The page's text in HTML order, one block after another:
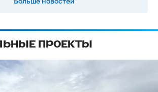
ПРОЕКТЫ